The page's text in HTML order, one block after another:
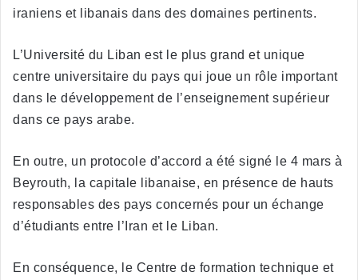
iraniens et libanais dans des domaines pertinents.
L’Université du Liban est le plus grand et unique
centre universitaire du pays qui joue un rôle important
dans le développement de l’enseignement supérieur
dans ce pays arabe.
En outre, un protocole d’accord a été signé le 4 mars à
Beyrouth, la capitale libanaise, en présence de hauts
responsables des pays concernés pour un échange
d’étudiants entre l’Iran et le Liban.
En conséquence, le Centre de formation technique et